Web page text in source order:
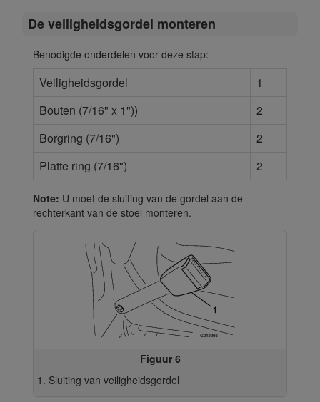
De veiligheidsgordel monteren
Benodigde onderdelen voor deze stap:
Veiligheidsgordel
1
Bouten (7/16" x 1"))
2
Borgring (7/16")
2
Platte ring (7/16")
2
Note: U moet de sluiting van de gordel aan de
rechterkant van de stoel monteren.
Figuur 6
Sluiting van veiligheidsgordel